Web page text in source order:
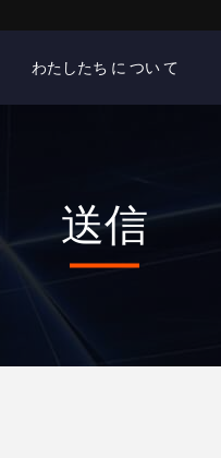
わたしたち に つい て
送信